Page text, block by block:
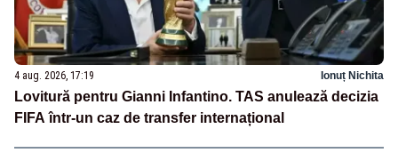
4 aug. 2026, 17:19 Ionuț Nichita
Lovitură pentru Gianni Infantino. TAS anulează decizia
FIFA într-un caz de transfer internațional